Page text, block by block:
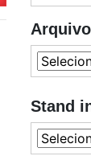
Stand